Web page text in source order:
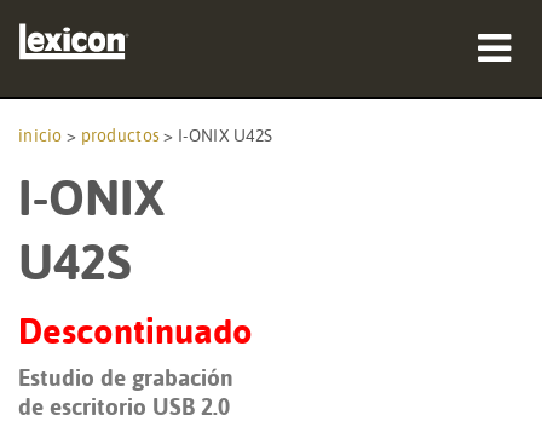
dónde comprar
capacitación
soporte
inicio > productos> I-ONIX U42S
I-ONIX
U42S
Descontinuado
Estudio de grabación
de escritorio USB 2.0